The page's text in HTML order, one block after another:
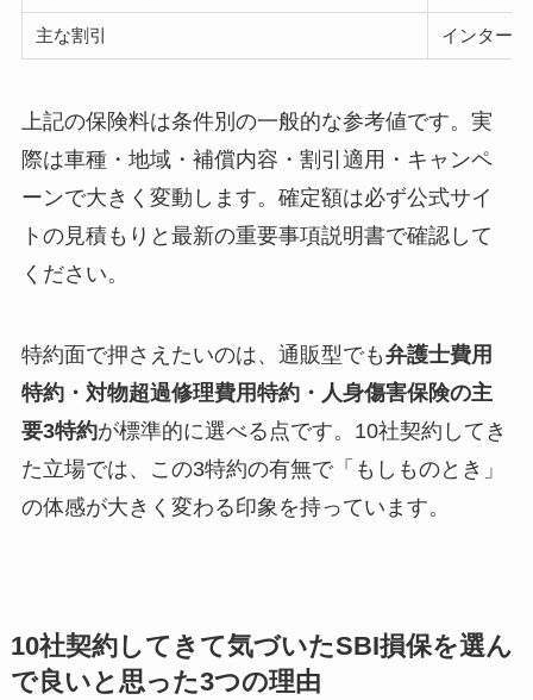
主な割引 インター
上記の保険料は条件別の一般的な参考値です。実
際は車種・地域・補償内容・割引適用・キャンペ
ーンで大きく変動します。確定額は必ず公式サイ
トの見積もりと最新の重要事項説明書で確認して
ください。
特約面で押さえたいのは、通販型でも弁護士費用
特約・対物超過修理費用特約・人身傷害保険の主
要3特約が標準的に選べる点です。10社契約してき
た立場では、この3特約の有無で「もしものとき」
の体感が大きく変わる印象を持っています。
10社契約してきて気づいたSBI損保を選ん
で良いと思った3つの理由